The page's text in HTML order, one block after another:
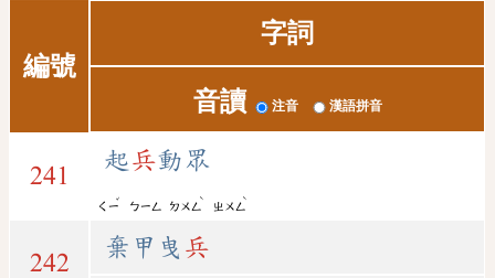
編號
字詞
音讀 注音 漢語拼音
241
起兵動眾
ㄑㄧ
ˇ
ㄅㄧㄥ ㄉㄨㄥ
ˋ
ㄓㄨㄥ
ˋ
242
棄甲曳 兵